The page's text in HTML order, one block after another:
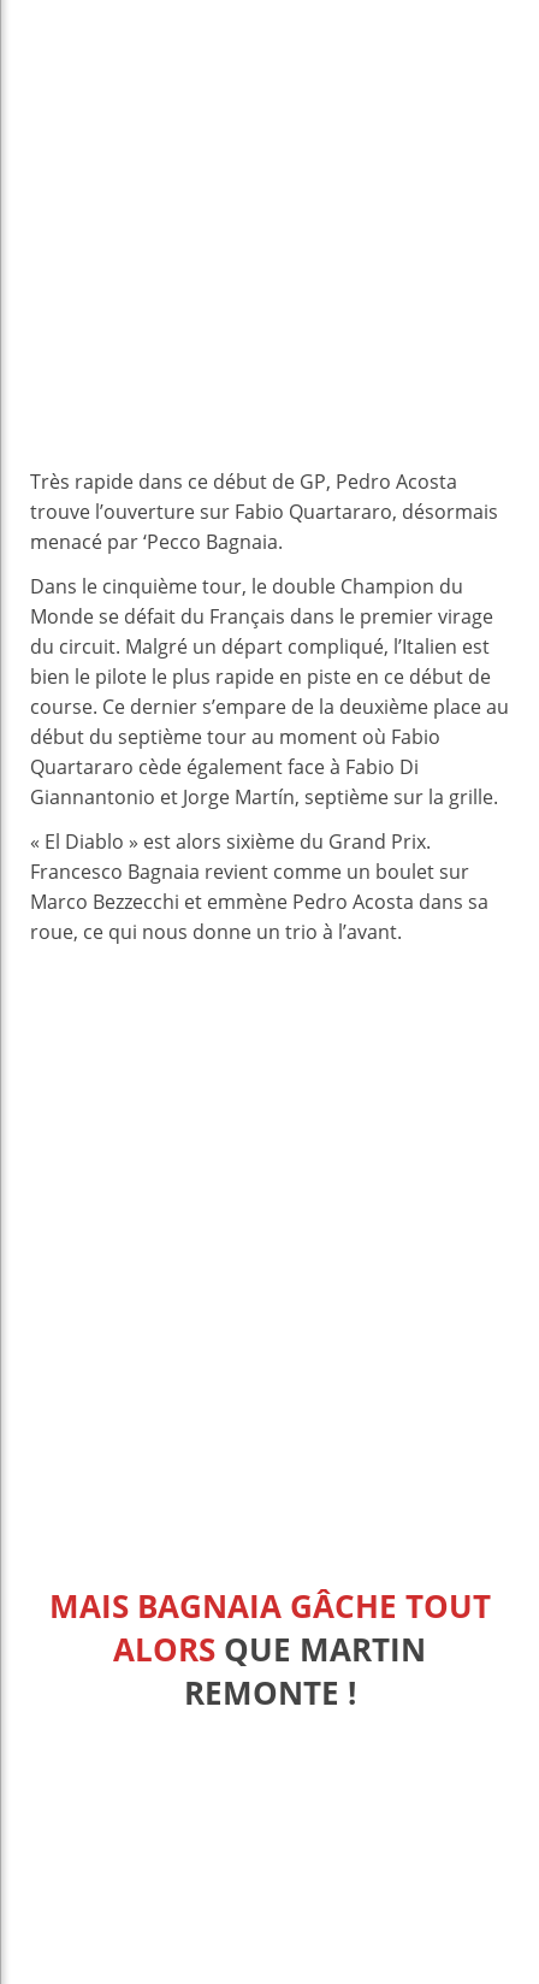
Très rapide dans ce début de GP, Pedro Acosta
trouve l’ouverture sur Fabio Quartararo, désormais
menacé par ‘Pecco Bagnaia.
Dans le cinquième tour, le double Champion du
Monde se défait du Français dans le premier virage
du circuit. Malgré un départ compliqué, l’Italien est
bien le pilote le plus rapide en piste en ce début de
course. Ce dernier s’empare de la deuxième place au
début du septième tour au moment où Fabio
Quartararo cède également face à Fabio Di
Giannantonio et Jorge Martín, septième sur la grille.
« El Diablo » est alors sixième du Grand Prix.
Francesco Bagnaia revient comme un boulet sur
Marco Bezzecchi et emmène Pedro Acosta dans sa
roue, ce qui nous donne un trio à l’avant.
MAIS BAGNAIA GÂCHE TOUT
ALORS QUE MARTIN
REMONTE !